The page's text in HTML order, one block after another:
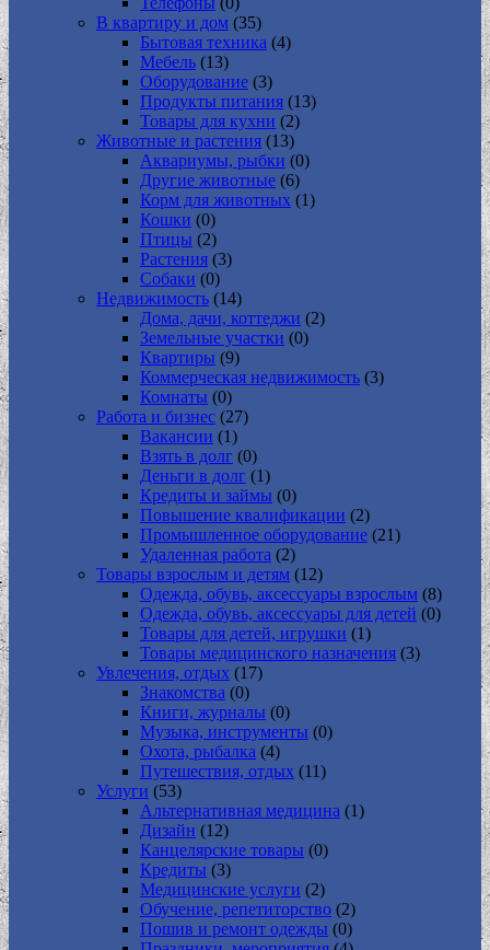
В квартиру и дом (35)
Бытовая техника (4)
Мебель (13)
Оборудование (3)
Продукты питания (13)
Товары для кухни (2)
Животные и растения (13)
Аквариумы, рыбки (0)
Другие животные (6)
Корм для животных (1)
Кошки (0)
Птицы (2)
Растения (3)
Собаки (0)
Недвижимость (14)
Дома, дачи, коттеджи (2)
Земельные участки (0)
Квартиры (9)
Коммерческая недвижимость (3)
Комнаты (0)
Работа и бизнес (27)
Вакансии (1)
Взять в долг (0)
Деньги в долг (1)
Кредиты и займы (0)
Повышение квалификации (2)
Промышленное оборудование (21)
Удаленная работа (2)
Товары взрослым и детям (12)
Одежда, обувь, аксессуары взрослым (8)
Одежда, обувь, аксессуары для детей (0)
Товары для детей, игрушки (1)
Товары медицинского назначения (3)
Увлечения, отдых (17)
Знакомства (0)
Книги, журналы (0)
Музыка, инструменты (0)
Охота, рыбалка (4)
Путешествия, отдых (11)
Услуги (53)
Альтернативная медицина (1)
Дизайн (12)
Канцелярские товары (0)
Кредиты (3)
Медицинские услуги (2)
Обучение, репетиторство (2)
Пошив и ремонт одежды (0)